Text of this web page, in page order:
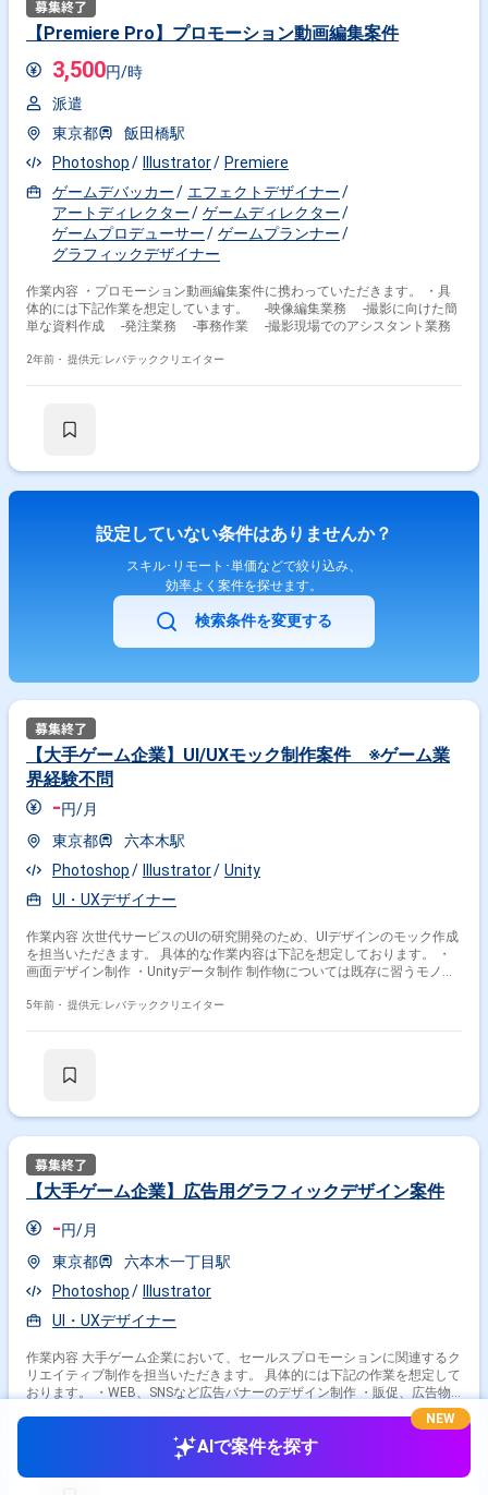
【Premiere Pro】プロモーション動画編集案件
3,500円/時
派遣
東京都
飯田橋駅
Photoshop
Illustrator
Premiere
ゲームデバッカー
エフェクトデザイナー
アートディレクター
ゲームディレクター
ゲームプロデューサー
ゲームプランナー
グラフィックデザイナー
作業内容 ・プロモーション動画編集案件に携わっていただきます。 ・具
体的には下記作業を想定しています。 -映像編集業務 -撮影に向けた簡
単な資料作成 -発注業務 -事務作業 -撮影現場でのアシスタント業務
2年前・ 提供元: レバテッククリエイター
設定していない条件はありませんか？
スキル･リモート･単価などで絞り込み、
効率よく案件を探せます。
検索条件を変更する
【大手ゲーム企業】UI/UXモック制作案件 ※ゲーム業
界経験不問
-円/月
東京都
六本木駅
Photoshop
Illustrator
Unity
UI・UXデザイナー
作業内容 次世代サービスのUIの研究開発のため、UIデザインのモック作成
を担当いただきます。 具体的な作業内容は下記を想定しております。 ・
画面デザイン制作 ・Unityデータ制作 制作物については既存に習うモノで
す。他社サービスの調査等も作業内容に含まれます。
5年前・ 提供元: レバテッククリエイター
【大手ゲーム企業】広告用グラフィックデザイン案件
-円/月
東京都
六本木一丁目駅
Photoshop
Illustrator
UI・UXデザイナー
作業内容 大手ゲーム企業において、セールスプロモーションに関連するク
リエイティブ制作を担当いただきます。 具体的には下記の作業を想定して
おります。 ・WEB、SNSなど広告バナーのデザイン制作 ・販促、広告物
AIで案件を探す
NEW